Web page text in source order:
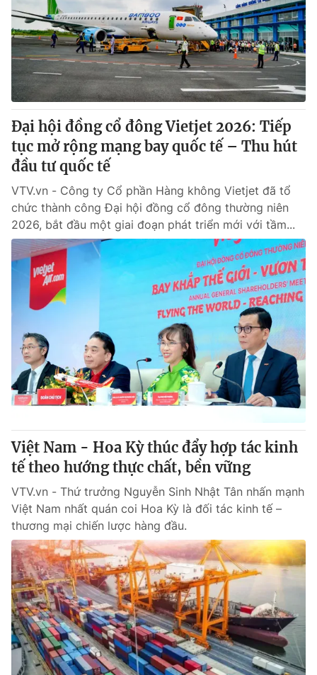
Đại hội đồng cổ đông Vietjet 2026: Tiếp
tục mở rộng mạng bay quốc tế – Thu hút
đầu tư quốc tế
VTV.vn - Công ty Cổ phần Hàng không Vietjet đã tổ
chức thành công Đại hội đồng cổ đông thường niên
2026, bắt đầu một giai đoạn phát triển mới với tầm...
Việt Nam - Hoa Kỳ thúc đẩy hợp tác kinh
tế theo hướng thực chất, bền vững
VTV.vn - Thứ trưởng Nguyễn Sinh Nhật Tân nhấn mạnh
Việt Nam nhất quán coi Hoa Kỳ là đối tác kinh tế –
thương mại chiến lược hàng đầu.